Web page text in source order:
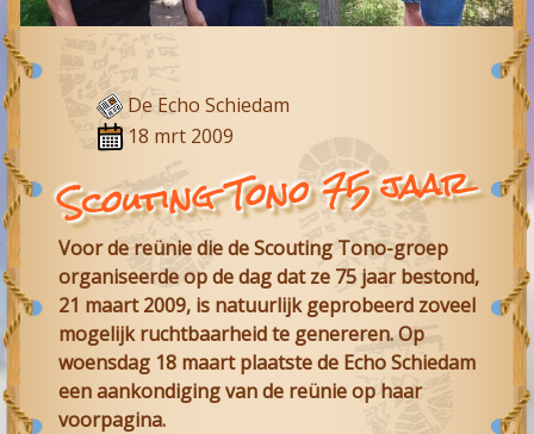
De Echo Schiedam
18 mrt 2009
Scouting Tono 75 jaar
Voor de reünie die de Scouting Tono-groep
organiseerde op de dag dat ze 75 jaar bestond,
21 maart 2009, is natuurlijk geprobeerd zoveel
mogelijk ruchtbaarheid te genereren. Op
woensdag 18 maart plaatste de Echo Schiedam
een aankondiging van de reünie op haar
voorpagina.